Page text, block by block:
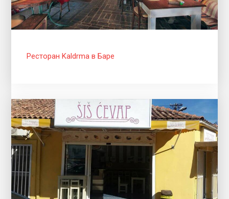
Ресторан Kaldrma в Баре